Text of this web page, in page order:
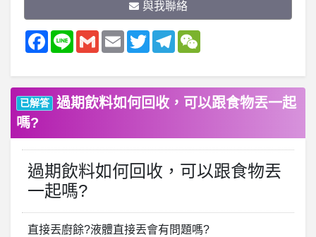
與我聯絡
Facebook
Line GmailEmail TwitterTelegramWeChat
已解答
過期飲料如何回收，可以跟食物丟一起
嗎?
過期飲料如何回收，可以跟食物丟
一起嗎?
直接丟廚餘?液體直接丟會有問題嗎?